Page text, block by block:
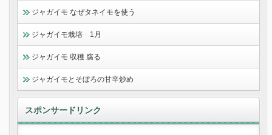
ジャガイモ なぜタネイモを使う
ジャガイモ栽培 1月
ジャガイモ 収穫 腐る
ジャガイモとそぼろの甘辛炒め
スポンサードリンク